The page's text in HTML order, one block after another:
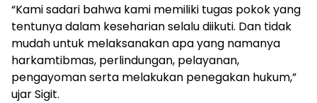
“Kami sadari bahwa kami memiliki tugas pokok yang
tentunya dalam keseharian selalu diikuti. Dan tidak
mudah untuk melaksanakan apa yang namanya
harkamtibmas, perlindungan, pelayanan,
pengayoman serta melakukan penegakan hukum,”
ujar Sigit.